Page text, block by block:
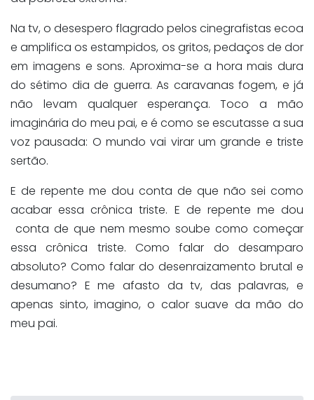
Na tv, o desespero flagrado pelos cinegrafistas ecoa
e amplifica os estampidos, os gritos, pedaços de dor
em imagens e sons. Aproxima-se a hora mais dura
do sétimo dia de guerra. As caravanas fogem, e já
não levam qualquer esperança. Toco a mão
imaginária do meu pai, e é como se escutasse a sua
voz pausada: O mundo vai virar um grande e triste
sertão.
E de repente me dou conta de que não sei como
acabar essa crônica triste. E de repente me dou
conta de que nem mesmo soube como começar
essa crônica triste. Como falar do desamparo
absoluto? Como falar do desenraizamento brutal e
desumano? E me afasto da tv, das palavras, e
apenas sinto, imagino, o calor suave da mão do
meu pai.